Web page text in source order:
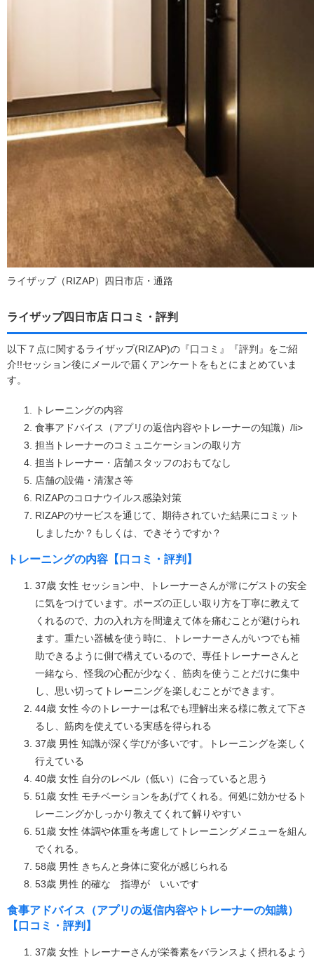
ライザップ（RIZAP）四日市店・通路
ライザップ四日市店 口コミ・評判
以下７点に関するライザップ(RIZAP)の『口コミ』『評判』をご紹
介!!セッション後にメールで届くアンケートをもとにまとめていま
す。
トレーニングの内容
食事アドバイス（アプリの返信内容やトレーナーの知識）/li>
担当トレーナーのコミュニケーションの取り方
担当トレーナー・店舗スタッフのおもてなし
店舗の設備・清潔さ等
RIZAPのコロナウイルス感染対策
RIZAPのサービスを通じて、期待されていた結果にコミット
しましたか？もしくは、できそうですか？
トレーニングの内容【口コミ・評判】
37歳 女性 セッション中、トレーナーさんが常にゲストの安全
に気をつけています。ポーズの正しい取り方を丁寧に教えて
くれるので、力の入れ方を間違えて体を痛むことが避けられ
ます。重たい器械を使う時に、トレーナーさんがいつでも補
助できるように側で構えているので、専任トレーナーさんと
一緒なら、怪我の心配が少なく、筋肉を使うことだけに集中
し、思い切ってトレーニングを楽しむことができます。
44歳 女性 今のトレーナーは私でも理解出来る様に教えて下さ
るし、筋肉を使えている実感を得られる
37歳 男性 知識が深く学びが多いです。トレーニングを楽しく
行えている
40歳 女性 自分のレベル（低い）に合っていると思う
51歳 女性 モチベーションをあげてくれる。何処に効かせるト
レーニングかしっかり教えてくれて解りやすい
51歳 女性 体調や体重を考慮してトレーニングメニューを組ん
でくれる。
58歳 男性 きちんと身体に変化が感じられる
53歳 男性 的確な 指導が いいです
食事アドバイス（アプリの返信内容やトレーナーの知識）
【口コミ・評判】
37歳 女性 トレーナーさんが栄養素をバランスよく摂れるよう